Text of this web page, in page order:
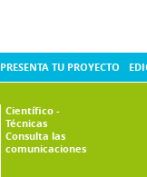
PRESENTA TU PROYECTO
Científico -
Técnicas
Consulta las
comunicaciones